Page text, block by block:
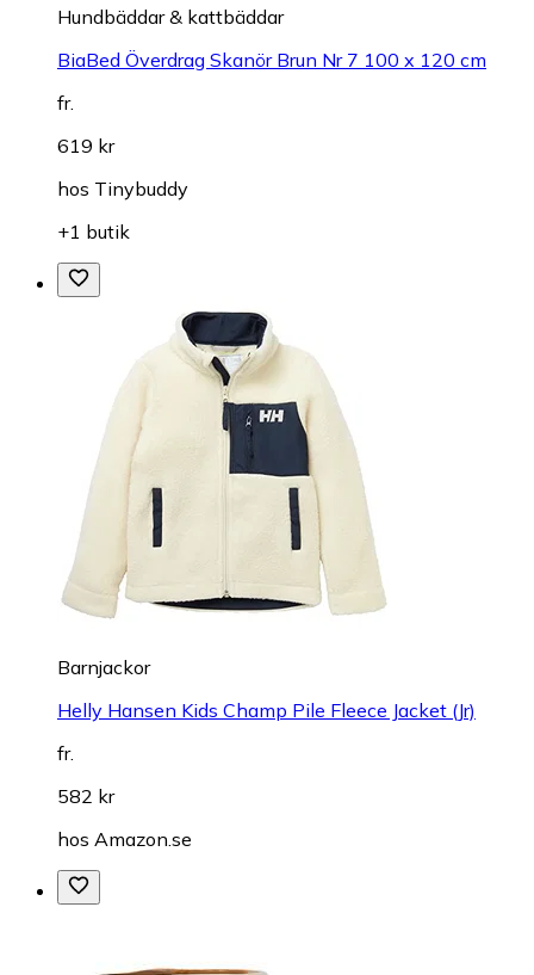
Hundbäddar & kattbäddar
BiaBed Överdrag Skanör Brun Nr 7 100 x 120 cm
fr.
619 kr
hos Tinybuddy
+1 butik
Barnjackor
Helly Hansen Kids Champ Pile Fleece Jacket (Jr)
fr.
582 kr
hos Amazon.se